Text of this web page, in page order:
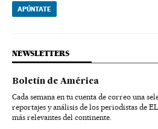
APÚNTATE
NEWSLETTERS
Boletín de América
Cada semana en tu cuenta de correo una
reportajes y análisis de los periodistas de
más relevantes del continente.